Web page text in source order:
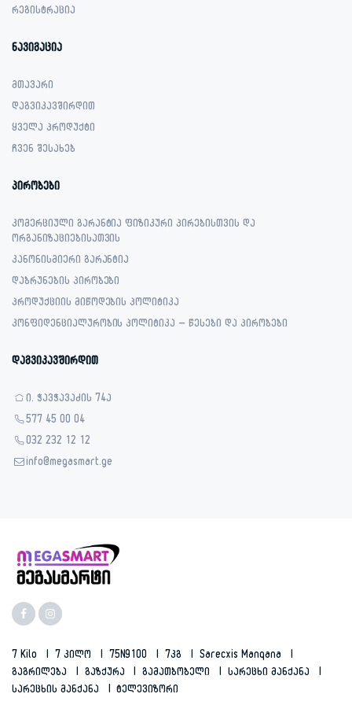
რეგისტრაცია
ნავიგაცია
მთავარი
დაგვიკავშირდით
ყველა პროდუქტი
ჩვენ შესახებ
პირობები
კომერციული გარანტია ფიზიკური პირებისთვის და
ორგანიზაციებისათვის
კანონისმიერი გარანტია
დაბრუნების პირობები
პროდუქციის მიწოდების პოლიტიკა
კონფიდენციალურობის პოლიტიკა – წესები და პირობები
დაგვიკავშირდით
ი. ჭავჭავაძის 74ა
577 45 00 04
032 232 12 12
info@megasmart.ge
7 Kilo 7 Კილო 75N9100 7კგ
Sarecxis Manqana
Გაგრილება
Გაზქურა Გამათბობელი
Სარეცხი Მანქანა
Სარეცხის Მანქანა
Ტელევიზორი